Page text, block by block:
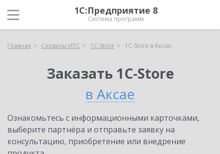
1С:Предприятие 8
Система программ
Главная Сервисы ИТС 1C-Store 1C-Store в Аксае
Заказать 1C-Store
в Аксае
Ознакомьтесь с информационными карточками,
выберите партнёра и отправьте заявку на
консультацию, приобретение или внедрение